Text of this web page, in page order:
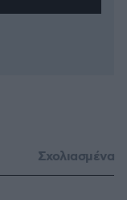
Σχολιασμένα